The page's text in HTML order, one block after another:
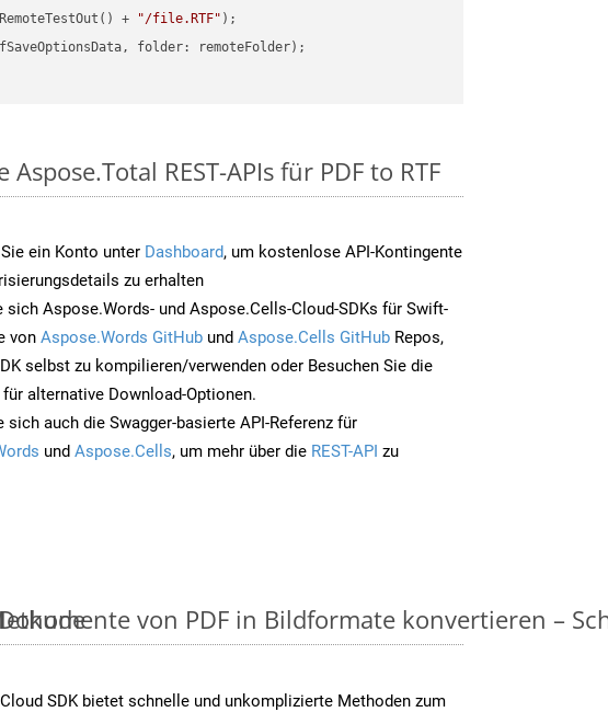
+ "/file.RTF"
Aspose.Total REST-APIs für PDF to RTF
ein Konto unter Dashboard, um kostenlose API-Kontingente
zu erhalten
sich Aspose.Words- und Aspose.Cells-Cloud-SDKs für Swift-
von Aspose.Words GitHub und Aspose.Cells GitHub Repos,
selbst zu kompilieren/verwenden oder Besuchen Sie die
für alternative Download-Optionen.
sich auch die Swagger-basierte API-Referenz für
und Aspose.Cells, um mehr über die REST-API zu
von PDF in Bildformate konvertieren –
SDK bietet schnelle und unkomplizierte Methoden zum